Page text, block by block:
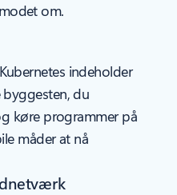
om.
indeholder
du
køre programmer på
måder at nå